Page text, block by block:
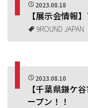
2023.08.18
【展示会情報
9ROUND JAPAN
2023.08.10
【千葉県鎌ケ
ープン！！